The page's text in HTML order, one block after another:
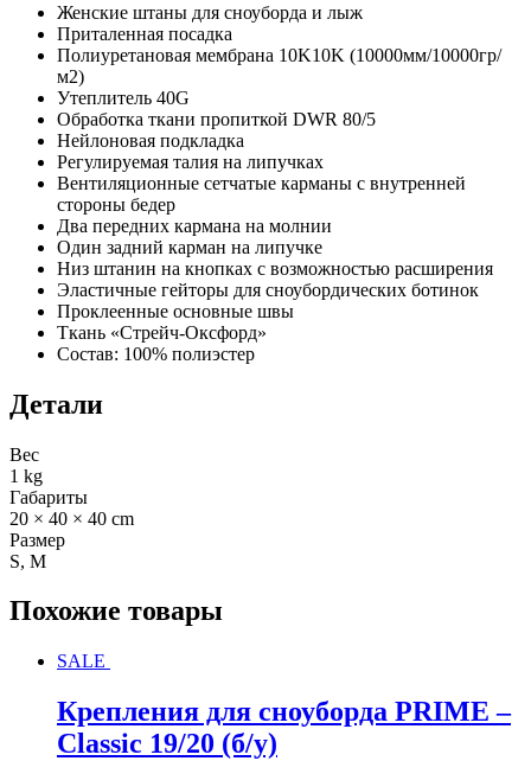
Женские штаны для сноуборда и лыж
Приталенная посадка
Полиуретановая мембрана 10K10K (10000мм/10000гр/
м2)
Утеплитель 40G
Обработка ткани пропиткой DWR 80/5
Нейлоновая подкладка
Регулируемая талия на липучках
Вентиляционные сетчатые карманы с внутренней
стороны бедер
Два передних кармана на молнии
Один задний карман на липучке
Низ штанин на кнопках с возможностью расширения
Эластичные гейторы для сноубордических ботинок
Проклеенные основные швы
Ткань «Стрейч-Оксфорд»
Состав: 100% полиэстер
Детали
Вес
1 kg
Габариты
20 × 40 × 40 cm
Размер
S, M
Похожие товары
SALE
Крепления для сноуборда PRIME –
Classic 19/20 (б/у)